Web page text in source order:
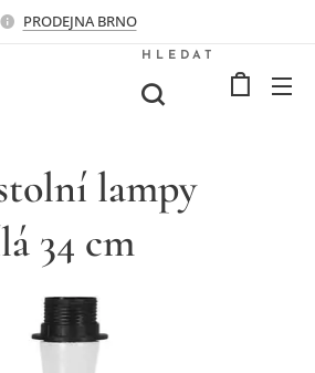
PRODEJNA BRNO
HLEDAT
lampy
34 cm